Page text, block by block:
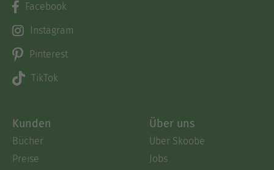
Facebook
Instagram
Pinterest
TikTok
Kunden
Bücher
Preise
Über uns
Über Skoobe
Jobs